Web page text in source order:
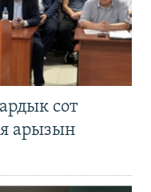
сот
арызын